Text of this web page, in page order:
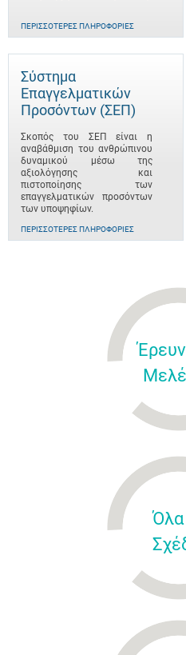
ΠΕΡΙΣΣΌΤΕΡΕΣ ΠΛΗΡΟΦΟΡΊΕΣ
Σύστημα
Επαγγελματικών
Προσόντων (ΣΕΠ)
Σκοπός του ΣΕΠ είναι η
αναβάθμιση του ανθρώπινου
δυναμικού μέσω της
αξιολόγησης και
πιστοποίησης των
επαγγελματικών προσόντων
των υποψηφίων.
ΠΕΡΙΣΣΌΤΕΡΕΣ ΠΛΗΡΟΦΟΡΊΕΣ
Όλα